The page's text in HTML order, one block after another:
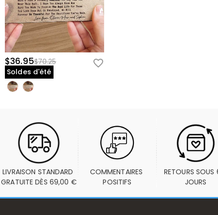
$36.95$70.25
Soldes d'été
LIVRAISON STANDARD
GRATUITE DÈS 69,00 €
COMMENTAIRES
POSITIFS
RETOURS SOUS
JOURS